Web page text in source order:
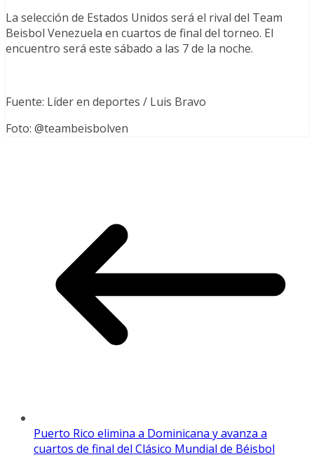
La selección de Estados Unidos será el rival del Team
Beisbol Venezuela en cuartos de final del torneo. El
encuentro será este sábado a las 7 de la noche.
Fuente: Líder en deportes / Luis Bravo
Foto: @teambeisbolven
Puerto Rico elimina a Dominicana y avanza a
cuartos de final del Clásico Mundial de Béisbol